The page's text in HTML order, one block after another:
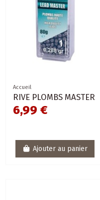
Accueil
RIVE PLOMBS MASTER
6,99 €
Ajouter au panier